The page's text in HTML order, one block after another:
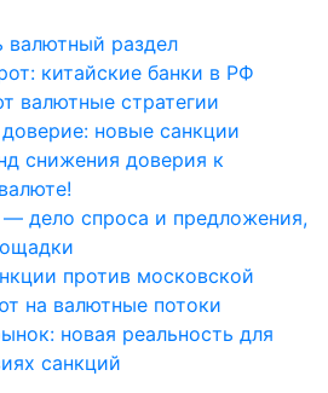
китайские банки в РФ
валютные стратегии
новые санкции
снижения доверия к
дело спроса и предложения,
против московской
на валютные потоки
новая реальность для
санкций